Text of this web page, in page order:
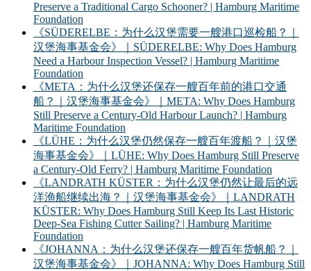
Preserve a Traditional Cargo Schooner? | Hamburg Maritime
Foundation
《SÜDERELBE：为什么汉堡需要一艘港口巡检船？｜
汉堡海事基金会》｜SÜDERELBE: Why Does Hamburg
Need a Harbour Inspection Vessel? | Hamburg Maritime
Foundation
《META：为什么汉堡还保存一艘百年前的港口交通
船？｜汉堡海事基金会》｜META: Why Does Hamburg
Still Preserve a Century-Old Harbour Launch? | Hamburg
Maritime Foundation
《LÜHE：为什么汉堡仍然保存一艘百年渡船？｜汉堡
海事基金会》｜LÜHE: Why Does Hamburg Still Preserve
a Century-Old Ferry? | Hamburg Maritime Foundation
《LANDRATH KÜSTER：为什么汉堡仍然让最后的远
洋渔船继续出海？｜汉堡海事基金会》｜LANDRATH
KÜSTER: Why Does Hamburg Still Keep Its Last Historic
Deep-Sea Fishing Cutter Sailing? | Hamburg Maritime
Foundation
《JOHANNA：为什么汉堡还保存一艘百年货帆船？｜
汉堡海事基金会》｜JOHANNA: Why Does Hamburg Still